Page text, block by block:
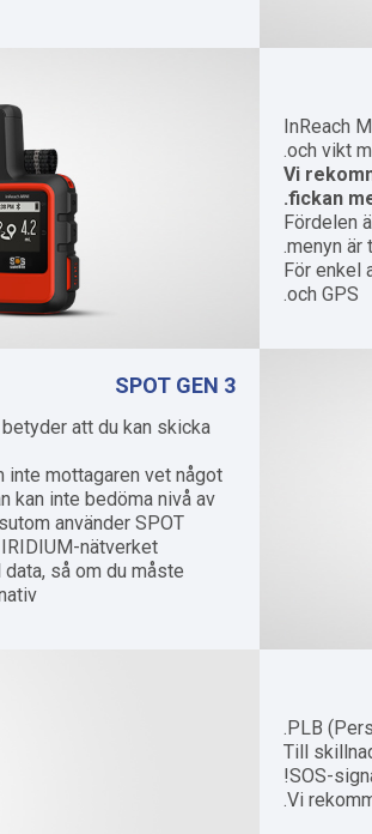
InReach
och vikt
Vi
fickan
Fördelen
menyn är
För enkel
och GPS.
SPOT GEN 3
att du kan skicka
inte mottagaren vet något
kan inte bedöma nivå av
använder SPOT
nätverket.
så om du måste
PLB
Till
SOS-
Vi